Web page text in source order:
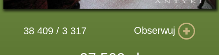
38 409 / 3 317 Obserwuj